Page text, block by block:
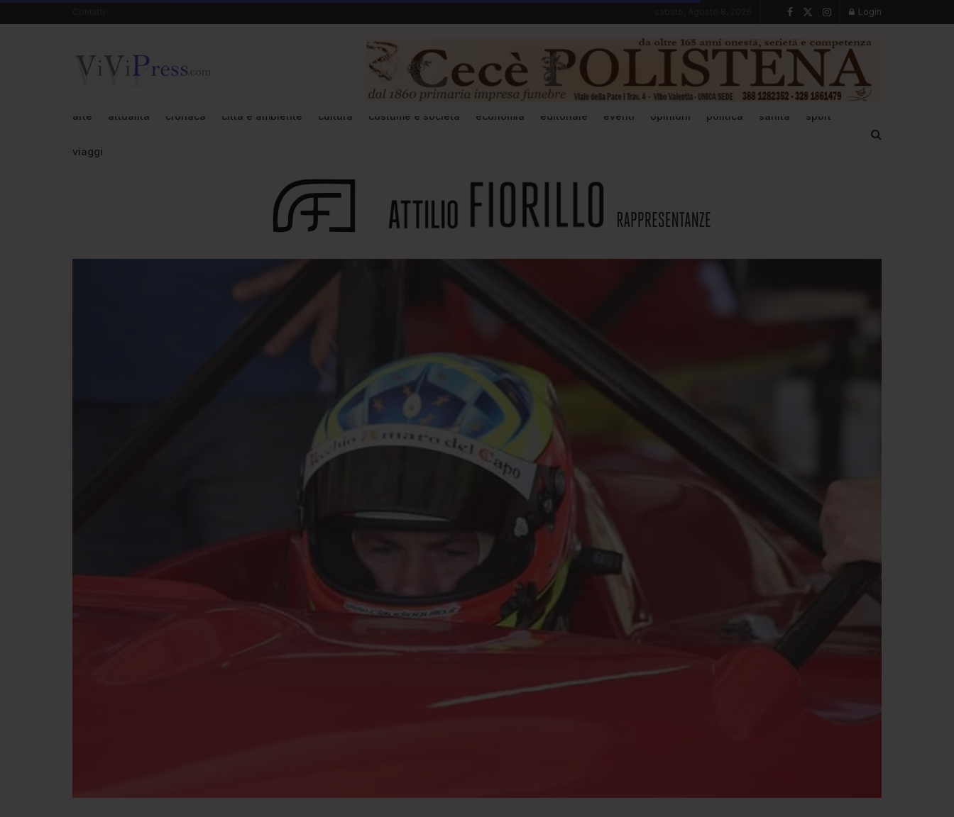
Login
arte attualità cronaca città e ambiente cultura costume e società economia editoriale eventi opinioni politica sanità sport
viaggi